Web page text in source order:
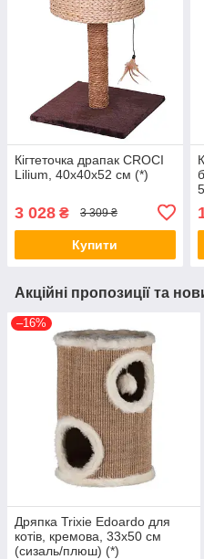
Кігтеточка драпак CROCI
Lilium, 40x40x52 см (*)
3 028 ₴ 3 309 ₴
Купити
Акційні пропозиції та
–16%
Дряпка Trixie Edoardo для
котів, кремова, 33х50 см
(сизаль/плюш) (*)